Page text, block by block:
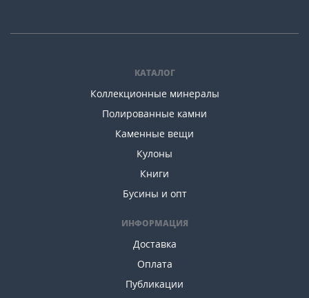
КАТАЛОГ
Коллекционные минералы
Полированные камни
Каменные вещи
Кулоны
Книги
Бусины и опт
ИНФОРМАЦИЯ
Доставка
Оплата
Публикации